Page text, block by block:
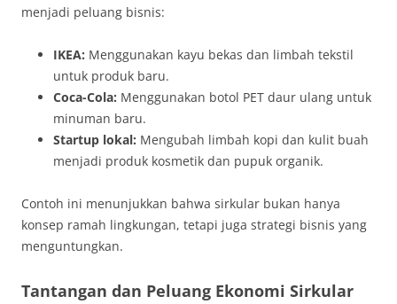
menjadi peluang bisnis:
IKEA: Menggunakan kayu bekas dan limbah tekstil
untuk produk baru.
Coca-Cola: Menggunakan botol PET daur ulang untuk
minuman baru.
Startup lokal: Mengubah limbah kopi dan kulit buah
menjadi produk kosmetik dan pupuk organik.
Contoh ini menunjukkan bahwa sirkular bukan hanya
konsep ramah lingkungan, tetapi juga strategi bisnis yang
menguntungkan.
Tantangan dan Peluang Ekonomi Sirkular